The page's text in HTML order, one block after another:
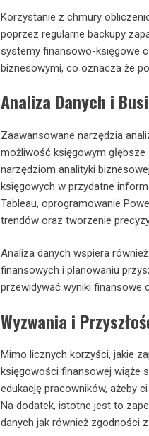
Korzystanie z chmury
poprzez regularne backupy
systemy finansowo-księgowe
biznesowymi, co oznacza że
Analiza Danych i
Zaawansowane narzędzia
możliwość księgowym
narzędziom analityki
księgowych w przydatne
Tableau, oprogramowanie
trendów oraz tworzenie
Analiza danych wspiera
finansowych i planowaniu
przewidywać wyniki finansowe
Wyzwania i
Mimo licznych korzyści, jakie
księgowości finansowej wiąże
edukację pracowników, ażeby
Na dodatek, istotne jest to
danych jak również zgodności